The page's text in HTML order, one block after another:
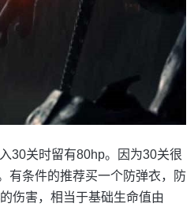
30关时留有80hp。因为30关很
有条件的推荐买一个防弹衣，防
伤害，相当于基础生命值由